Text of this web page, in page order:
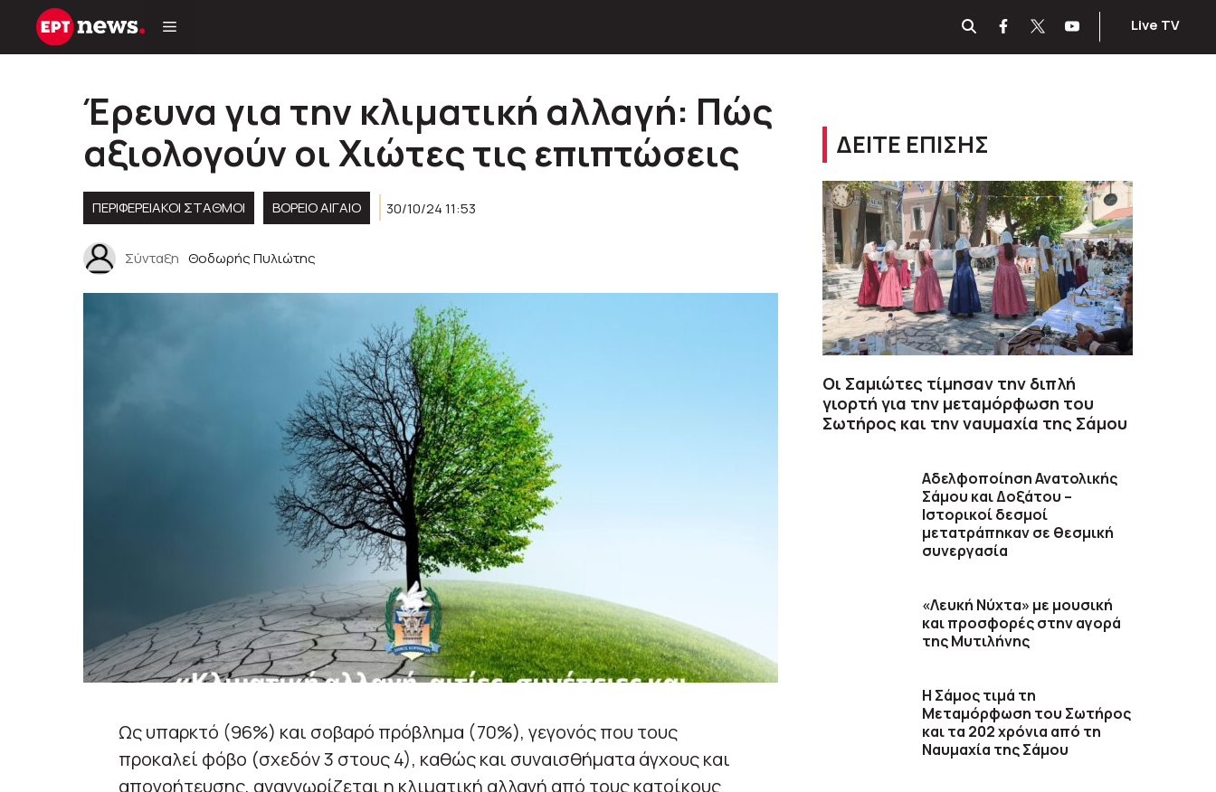
Μετάβαση
Live TV
Έρευνα για την κλιματική αλλαγή: Πώς
αξιολογούν οι Χιώτες τις επιπτώσεις
ΠΕΡΙΦΕΡΕΙΑΚΟΊ ΣΤΑΘΜΟΊ ΒΟΡΕΙΟ ΑΙΓΑΙΟ 30/10/24 11:53
Σύνταξη Θοδωρής Πυλιώτης
Ως υπαρκτό (96%) και σοβαρό πρόβλημα (70%), γεγονός που τους
προκαλεί φόβο (σχεδόν 3 στους 4), καθώς και συναισθήματα άγχους και
απογοήτευσης, αναγνωρίζεται η κλιματική αλλαγή από τους κατοίκους
ΔΕΙΤΕ ΕΠΙΣΗΣ
Οι Σαμιώτες τίμησαν την διπλή
γιορτή για την μεταμόρφωση του
Σωτήρος και την ναυμαχία της Σάμου
Αδελφοποίηση Ανατολικής
Σάμου και Δοξάτου –
Ιστορικοί δεσμοί
μετατράπηκαν σε θεσμική
συνεργασία
«Λευκή Νύχτα» με μουσική
και προσφορές στην αγορά
της Μυτιλήνης
Η Σάμος τιμά τη
Μεταμόρφωση του Σωτήρος
και τα 202 χρόνια από τη
Ναυμαχία της Σάμου